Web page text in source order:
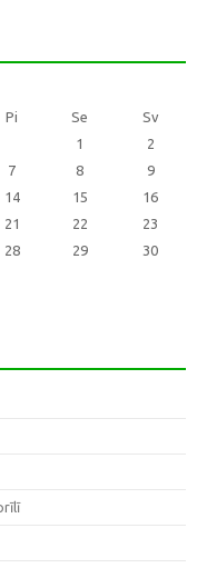
Pi Se
Sv
1
2
7 8
9
14 15
16
21 22
23
28 29
30